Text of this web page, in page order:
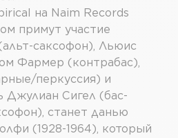
на Naim Records
примут участие
саксофон), Льюис
Фармер (контрабас),
перкуссия) и
Джулиан Сигел (бас-
станет данью
(1928-1964), который